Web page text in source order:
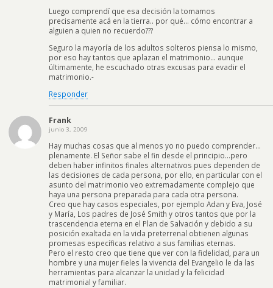
Luego comprendí que esa decisión la tomamos
precisamente acá en la tierra.. por qué… cómo encontrar a
alguien a quien no recuerdo???
Seguro la mayoría de los adultos solteros piensa lo mismo,
por eso hay tantos que aplazan el matrimonio… aunque
últimamente, he escuchado otras excusas para evadir el
matrimonio.-
Responder
Frank
junio 3, 2009
Hay muchas cosas que al menos yo no puedo comprender…
plenamente. El Señor sabe el fin desde el principio…pero
deben haber infinitos finales alternativos pues dependen de
las decisiones de cada persona, por ello, en particular con el
asunto del matrimonio veo extremadamente complejo que
haya una persona preparada para cada otra persona.
Creo que hay casos especiales, por ejemplo Adan y Eva, José
y María, Los padres de José Smith y otros tantos que por la
trascendencia eterna en el Plan de Salvación y debido a su
posición exaltada en la vida preterrenal obtienen algunas
promesas específicas relativo a sus familias eternas.
Pero el resto creo que tiene que ver con la fidelidad, para un
hombre y una mujer fieles la vivencia del Evangelio le da las
herramientas para alcanzar la unidad y la felicidad
matrimonial y familiar.